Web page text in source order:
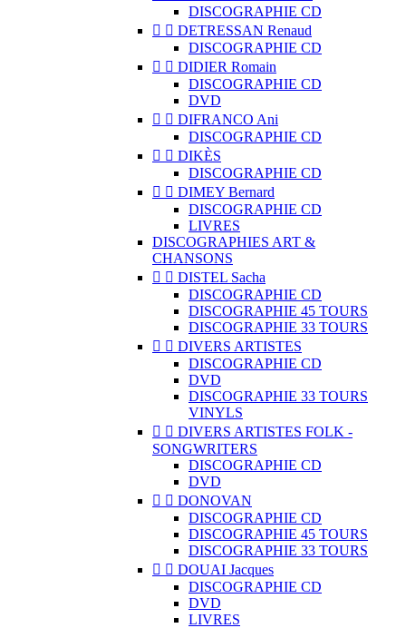
DISCOGRAPHIE CD
  DETRESSAN Renaud
DISCOGRAPHIE CD
  DIDIER Romain
DISCOGRAPHIE CD
DVD
  DIFRANCO Ani
DISCOGRAPHIE CD
  DIKÈS
DISCOGRAPHIE CD
  DIMEY Bernard
DISCOGRAPHIE CD
LIVRES
DISCOGRAPHIES ART &
CHANSONS
  DISTEL Sacha
DISCOGRAPHIE CD
DISCOGRAPHIE 45 TOURS
DISCOGRAPHIE 33 TOURS
  DIVERS ARTISTES
DISCOGRAPHIE CD
DVD
DISCOGRAPHIE 33 TOURS
VINYLS
  DIVERS ARTISTES FOLK -
SONGWRITERS
DISCOGRAPHIE CD
DVD
  DONOVAN
DISCOGRAPHIE CD
DISCOGRAPHIE 45 TOURS
DISCOGRAPHIE 33 TOURS
  DOUAI Jacques
DISCOGRAPHIE CD
DVD
LIVRES